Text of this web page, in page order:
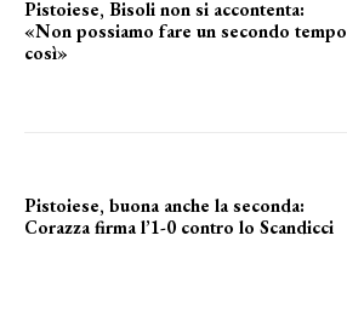
Pistoiese, Bisoli non si accontenta:
«Non possiamo fare un secondo tempo
così»
Pistoiese, buona anche la seconda:
Corazza firma l’1-0 contro lo Scandicci